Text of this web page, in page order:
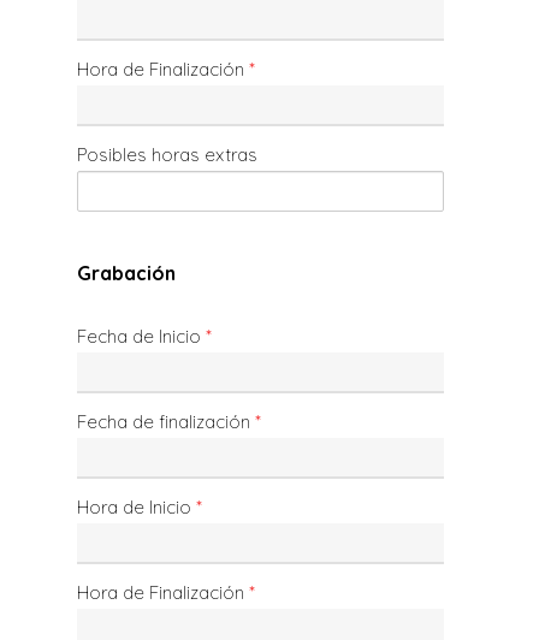
Hora de Finalización*
Posibles horas extras
Grabación
Fecha de Inicio*
Fecha de finalización*
Hora de Inicio*
Hora de Finalización*